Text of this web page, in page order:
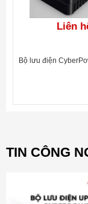
Liên
Bộ lưu điện
TIN CÔNG